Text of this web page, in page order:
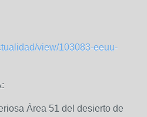
view/103083-eeuu-
Área 51 del desierto de